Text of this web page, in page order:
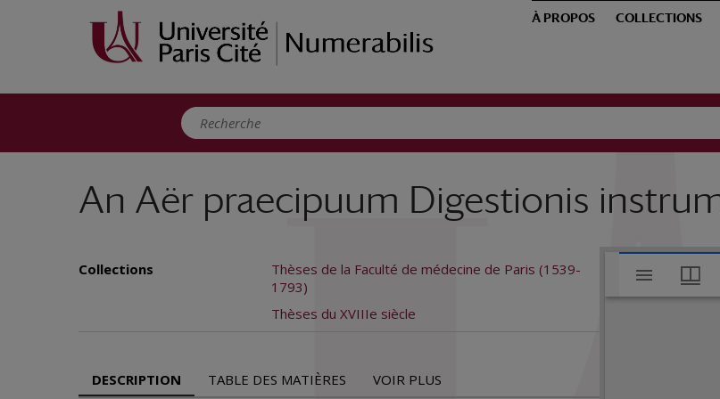
À PROPOS COLLECTIONS
An Aër praecipuum Digestionis
Collections
Thèses de la Faculté de médecine de Paris (1539-
1793)
Thèses du XVIIIe siècle
DESCRIPTION TABLE DES MATIÈRES VOIR PLUS
V
Panneau de gestion des cookies